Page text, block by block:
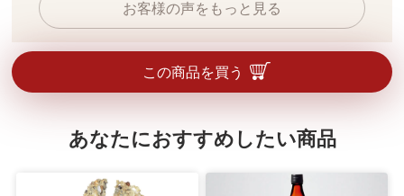
お客様の声をもっと見る
この商品を買う
あなたにおすすめしたい商品